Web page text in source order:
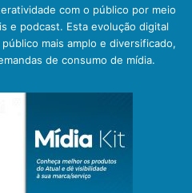
com o público por meio
e podcast. Esta evolução digital
mais amplo e diversificado,
de consumo de mídia.